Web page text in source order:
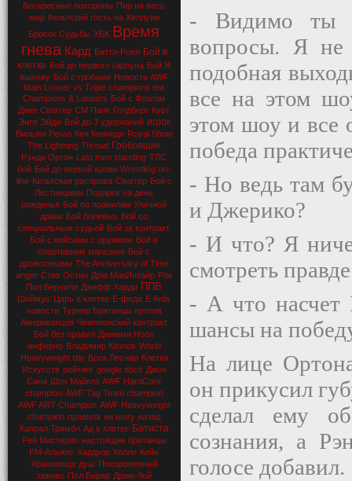
Воскресные похороны Пир на весь
мир Кельтский гость на Хеллуин
Бросок Судьбы ХБК Время
гнева Кард Баттл-Роял Бой в
клетке Бой до первого гарпуна Бой Я
выхожу Бой с гробами Новости AWF
Main Looser vs Triple champions tea
Champions & Loosers Бой с Флагом
Джек Сваггер СМ Панк Голдберг Курт
Энгл Эйдж Бой до 3 удержаний игрок
Вильям Регал Кен Кеннеди Royal Show
The Lightning Thread Гробовщик
Рэнди Ортон Last men standing ТЛС
бой Бой до первой крови Wrestling on-
line Кельтская расправа Сваггер Бой с
Лестницами Подарок на день
рожденья Бой по правилам Уличной
драки Бой болевых Бой со
специальным судьей Бой за контракт
Бой с кейсами с оружием Бой в
спортивном магазине Бой с
дровосеками The Anniversary of Time
anger Стив Остин Дрю МакИнтайр Рок
Пол Берчилл Джефф Харди ППВ
Шеймус Царь в клетке Е-феда E-feds
новости Турнир Британцы против
Американцев Чемпионский контракт
Бой без правил Джимми Нобл
инферно Владимир Козлов World
Heavyweight title Брок Леснар Клетка
Искусств рейтинг google docs Джон
Сина Шон Майклз AWF HardCore
champion AWF Tag Team champion
AWF ART-Champion AWF Heavyweight
champion правила ни шагу назад
Капрал Тримбл Ад в клетке Батиста
Рей Мистерио настоящие британцы
РМ-Альянс Хардкор Холли Кейн
Хранилище душ Похороненный
заживо Пол Бирер Дрим-бой
- Видимо ты
вопросы. Я
подобная
все на этом
этом шоу и все
победа
- Но ведь там
и Джерико?
- И что? Я
смотреть
- А что насчет
шансы на
На лице
он прикусил
сделал ему
сознания, а
голосе добавил.